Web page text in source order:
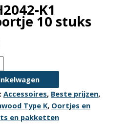
K1
10 stuks
Accessoires, Beste prijzen,
Type K, Oortjes en
en pakketten